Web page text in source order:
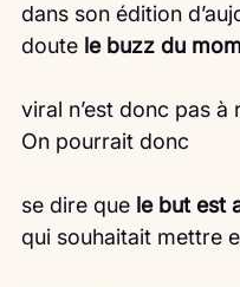
dans son édition
doute le buzz du
viral n’est donc pas
On pourrait donc
se dire que le but est
qui souhaitait mettre